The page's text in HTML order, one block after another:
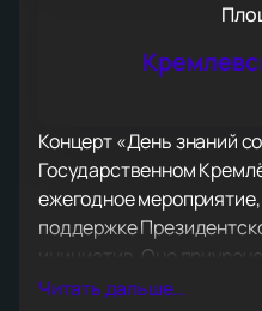
Концерт «День знаний
Государственном
ежегодное
поддержке
инициатив. Оно
и проводится АНО ДО
Читать дальше...